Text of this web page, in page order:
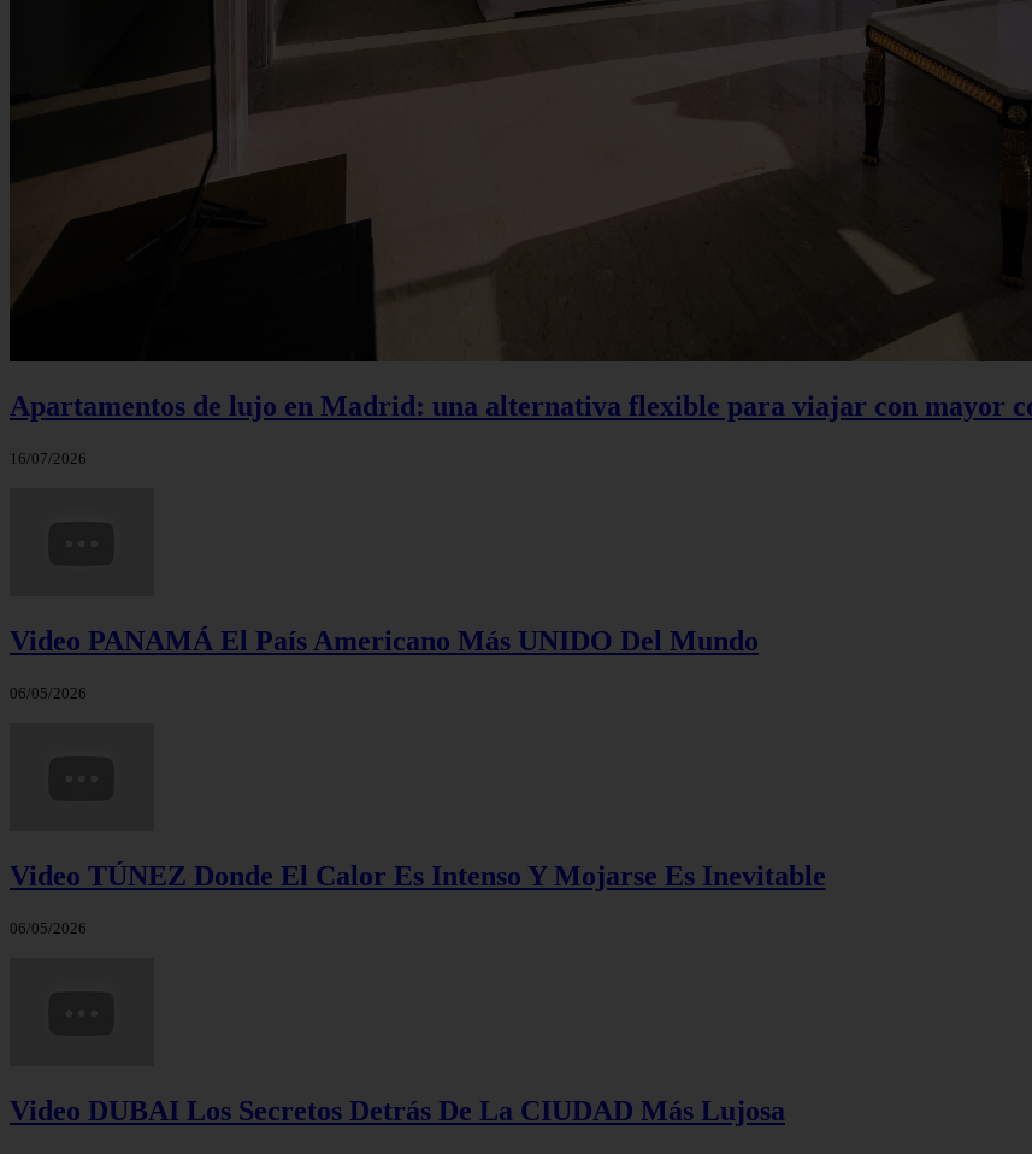
Apartamentos de lujo en Madrid: una alternativa flexible para viajar con mayor
16/07/2026
Video PANAMÁ El País Americano Más UNIDO Del Mundo
06/05/2026
Video TÚNEZ Donde El Calor Es Intenso Y Mojarse Es Inevitable
06/05/2026
Video DUBAI Los Secretos Detrás De La CIUDAD Más Lujosa